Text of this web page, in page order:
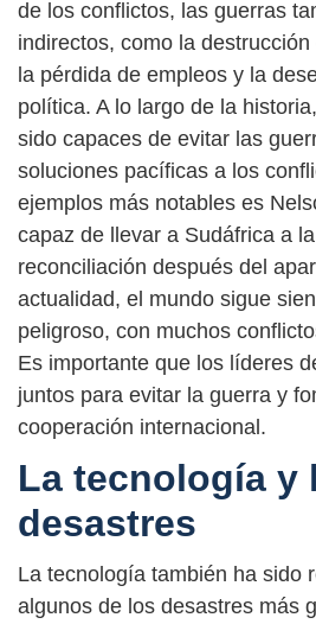
de los conflictos, las guerras
indirectos, como la
la pérdida de empleos y la
política. A lo largo de la
sido capaces de evitar las
soluciones pacíficas a los
ejemplos más notables es
capaz de llevar a Sudáfrica a
reconciliación después del
actualidad, el mundo sigue
peligroso, con muchos
Es importante que los líderes
juntos para evitar la guerra y
cooperación internacional.
La tecnología y
desastres
La tecnología también ha sido
algunos de los desastres más